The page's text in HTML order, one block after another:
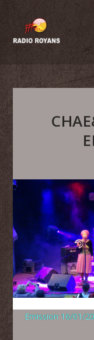
Emission 16/01/